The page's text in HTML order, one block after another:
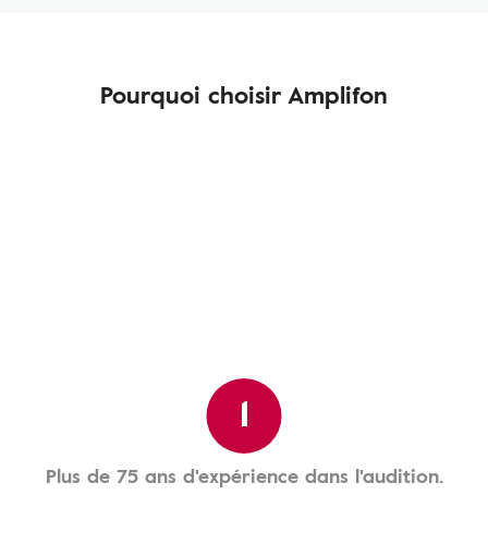
Pourquoi choisir Amplifon
1
Plus de 75 ans d'expérience dans l'audition.